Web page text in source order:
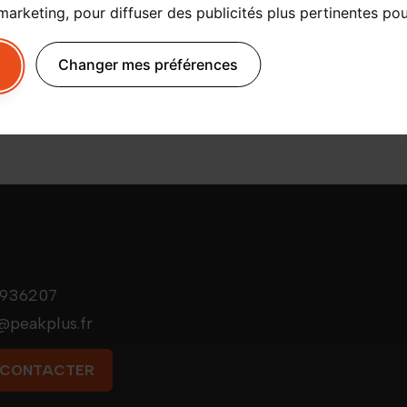
, pour diffuser des publicités plus pertinentes
Changer mes préférences
"Besoin de vous déplacer aux Contamines-